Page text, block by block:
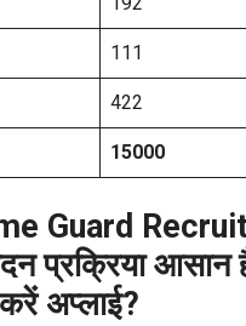
111
422
15000
Guard
प्रक्रिया आसान
अप्लाई?